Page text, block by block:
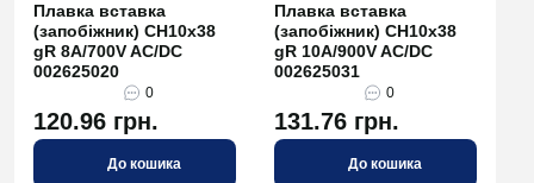
Плавка вставка
(запобіжник) CH10x38
gR 8A/700V AC/DC
002625020
0
120.96 грн.
До кошика
Плавка вставка
(запобіжник) CH10x38
gR 10A/900V AC/DC
002625031
0
131.76 грн.
До кошика